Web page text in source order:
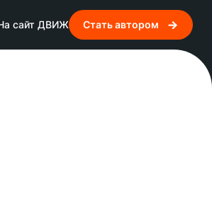
сайт ДВИЖ Стать автором